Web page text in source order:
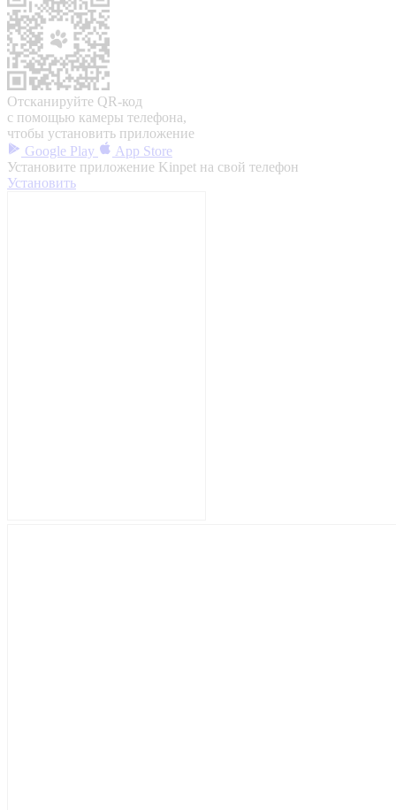
Отсканируйте QR-код
с помощью камеры телефона,
чтобы установить приложение
Google Play
App Store
Установите приложение Kinpet на свой телефон
Установить